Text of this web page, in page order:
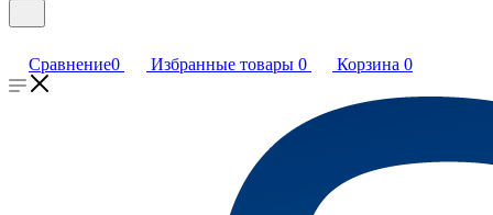
Сравнение0 Избранные товары 0 Корзина 0